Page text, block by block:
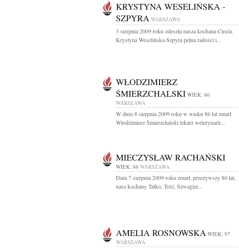
KRYSTYNA WESELIŃSKA -
SZPYRA WARSZAWA
3 sierpnia 2009 roku odeszła nasza kochana Ciocia
Krystyna Weselińska-Szpyra pełna radości i...
WŁODZIMIERZ
ŚMIERZCHALSKI WIEK: 86
WARSZAWA
W dniu 8 sierpnia 2009 roku w wieku 86 lat zmarł
Włodzimierz Śmierzchalski lekarz weterynarii...
MIECZYSŁAW RACHAŃSKI
WIEK: 86 WARSZAWA
Dnia 7 sierpnia 2009 roku zmarł, przeżywszy 86 lat,
nasz kochany Tatko, Teść, Szwagier...
AMELIA ROSNOWSKA WIEK: 97
WARSZAWA